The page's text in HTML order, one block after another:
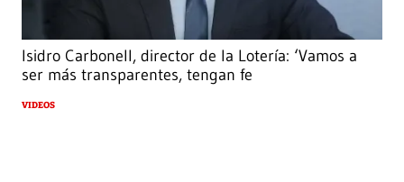
Isidro Carbonell, director de la Lotería: ‘Vamos a
ser más transparentes, tengan fe
VIDEOS